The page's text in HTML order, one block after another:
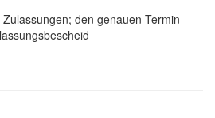
den genauen Termin